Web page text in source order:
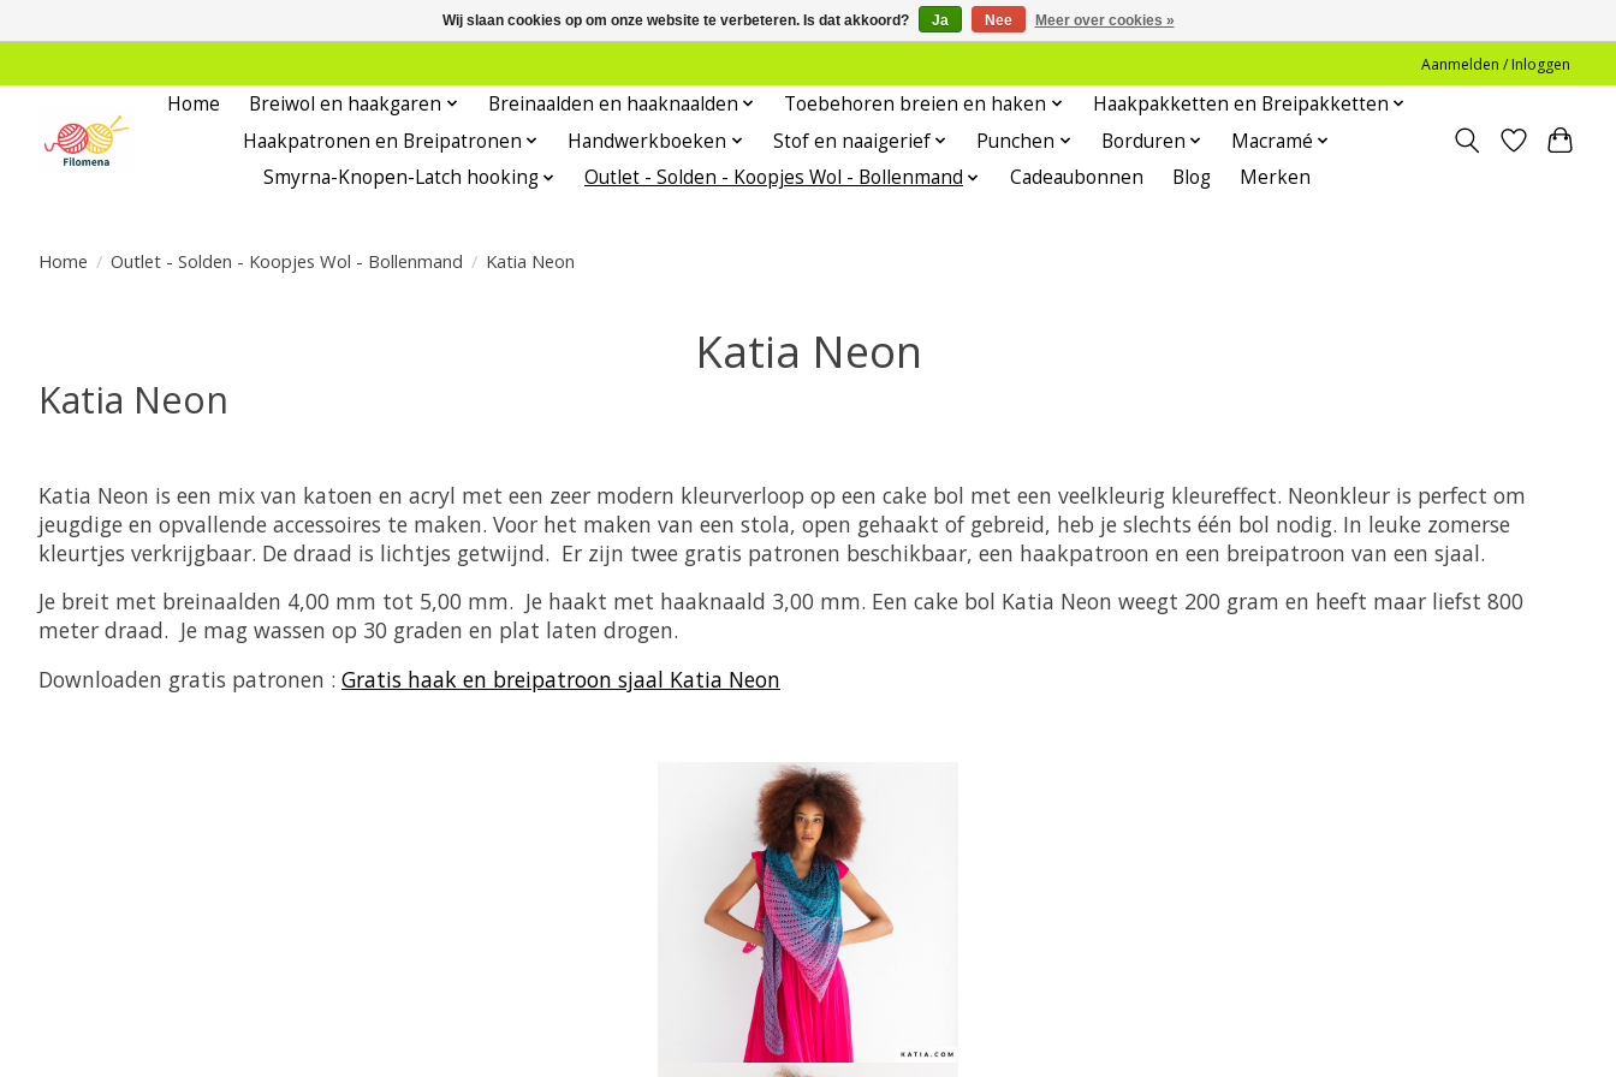
Aanmelden / Inloggen
Home Breiwol en haakgaren Breinaalden en haaknaalden Toebehoren breien en haken
Haakpakketten en Breipakketten
Haakpatronen en Breipatronen
Handwerkboeken Stof en naaigerief Punchen Borduren
Macramé
Smyrna-Knopen-Latch hooking
Outlet - Solden - Koopjes Wol - Bollenmand Cadeaubonnen Blog Merken
Home / Outlet - Solden - Koopjes Wol - Bollenmand / Katia Neon
Katia Neon
Katia Neon
Katia Neon is een mix van katoen en acryl met een zeer modern kleurverloop op een cake bol met een veelkleurig kleureffect. Neonkleur is perfect om
jeugdige en opvallende accessoires te maken. Voor het maken van een stola, open gehaakt of gebreid, heb je slechts één bol nodig. In leuke zomerse
kleurtjes verkrijgbaar. De draad is lichtjes getwijnd. Er zijn twee gratis patronen beschikbaar, een haakpatroon en een breipatroon van een sjaal.
Je breit met breinaalden 4,00 mm tot 5,00 mm. Je haakt met haaknaald 3,00 mm. Een cake bol Katia Neon weegt 200 gram en heeft maar liefst 800
meter draad. Je mag wassen op 30 graden en plat laten drogen.
Downloaden gratis patronen : Gratis haak en breipatroon sjaal Katia Neon
Wij slaan cookies op om onze website te verbeteren. Is dat akkoord? Ja Nee Meer over cookies »